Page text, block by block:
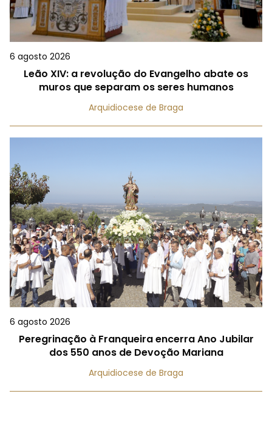
6 agosto 2026
Leão XIV: a revolução do Evangelho abate os
muros que separam os seres humanos
Arquidiocese de Braga
6 agosto 2026
Peregrinação à Franqueira encerra Ano Jubilar
dos 550 anos de Devoção Mariana
Arquidiocese de Braga